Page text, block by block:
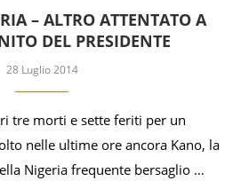
– ALTRO ATTENTATO A
DEL PRESIDENTE
28 Luglio 2014
tre morti e sette feriti per un
nelle ultime ore ancora Kano, la
Nigeria frequente bersaglio …